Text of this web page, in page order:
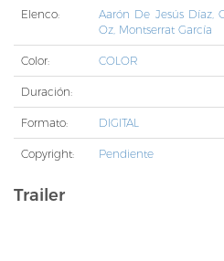
Elenco:
Aarón De Jesús Díaz,
Oz, Montserrat García
Color: COLOR
Duración:
Formato: DIGITAL
Copyright: Pendiente
Trailer